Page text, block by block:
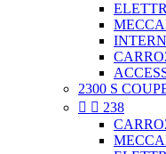
2300 S
  238